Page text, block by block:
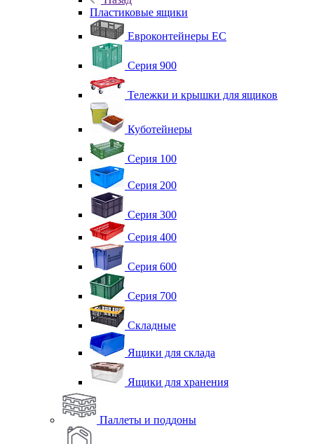
Пластиковые ящики
Евроконтейнеры ЕС
Серия 900
Тележки и крышки для ящиков
Куботейнеры
Серия 100
Серия 200
Серия 300
Серия 400
Серия 600
Серия 700
Складные
Ящики для склада
Ящики для хранения
Паллеты и поддоны